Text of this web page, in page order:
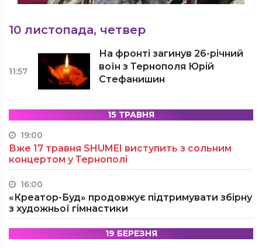
10 листопада, четвер
11:57
На фронті загинув 26-річний
воїн з Тернополя Юрій
Стефанишин
15 ТРАВНЯ
19:00
Вже 17 травня SHUMEI виступить з сольним
концертом у Тернополі
16:00
«Креатор-Буд» продовжує підтримувати збірну
з художньої гімнастики
19 БЕРЕЗНЯ